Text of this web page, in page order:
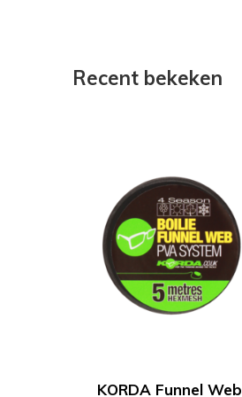
Recent bekeken
KORDA Funnel Web